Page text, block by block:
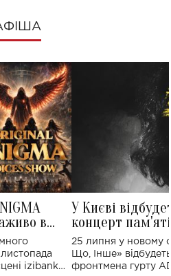
в
концерт
izibank
У Києві
концерт
Клименка:
виконають
25 липня у новому
Що, Інше»
фронтмена гурту